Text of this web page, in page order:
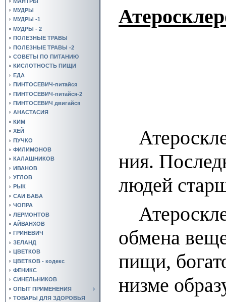
МУДРЫ
МУДРЫ -1
МУДРЫ - 2
ПОЛЕЗНЫЕ ТРАВЫ
ПОЛЕЗНЫЕ ТРАВЫ -2
СОВЕТЫ ПО ПИТАНИЮ
КИСЛОТНОСТЬ ПИЩИ
ЕДА
ПИНТОСЕВИЧ-питайся
ПИНТОСЕВИЧ-питайся-2
ПИНТОСЕВИЧ двигайся
АНАСТАСИЯ
КИМ
ХЕЙ
ПУЧКО
ФИЛИМОНОВ
КАЛАШНИКОВ
ИВАНОВ
УГЛОВ
РЫК
САИ БАБА
ЧОПРА
ЛЕРМОНТОВ
АЙВАНХОВ
ГРИНЕВИЧ
ЗЕЛАНД
ЦВЕТКОВ
ЦВЕТКОВ - кодекс
ФЕНИКС
СИНЕЛЬНИКОВ
ОПЫТ ПРИМЕНЕНИЯ
ТОВАРЫ ДЛЯ ЗДОРОВЬЯ
ния.
лю­дей
об­ме­на
пи­щи,
низ­ме